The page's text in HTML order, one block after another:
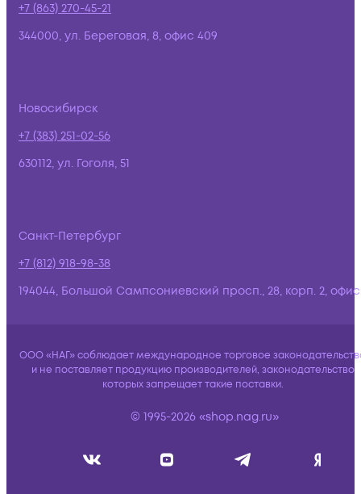
+7 (863) 270-45-21
344000, ул. Береговая, 8, офис 409
Новосибирск
+7 (383) 251-02-56
630112, ул. Гоголя, 51
Санкт-Петербург
+7 (812) 918-98-38
194044, Большой Сампсониевский просп., 28, корп. 2,
ООО «НАГ» соблюдает международное торговое
и не поставляет продукцию производителей, законодательство
которых запрещает такие поставки.
© 1995-2026 «shop.nag.ru»